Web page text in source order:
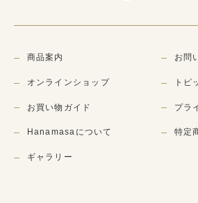
商品案内
オンラインショップ
お買い物ガイド
Hanamasaについて
ギャラリー
お問
トピ
プラ
特定